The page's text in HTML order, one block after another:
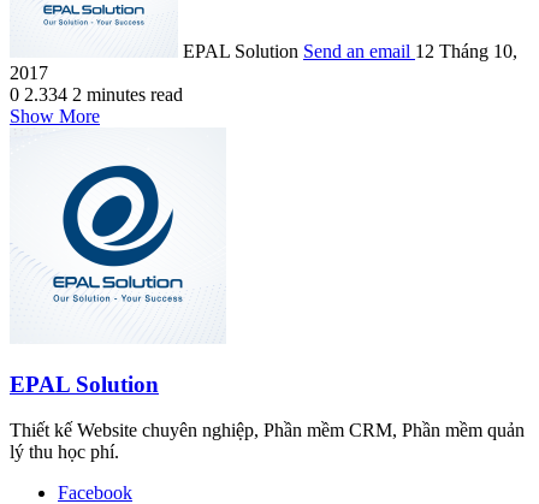
EPAL Solution Send an email 12 Tháng 10,
2017
0 2.334 2 minutes read
Show More
EPAL Solution
Thiết kế Website chuyên nghiệp, Phần mềm CRM, Phần mềm quản
lý thu học phí.
Facebook